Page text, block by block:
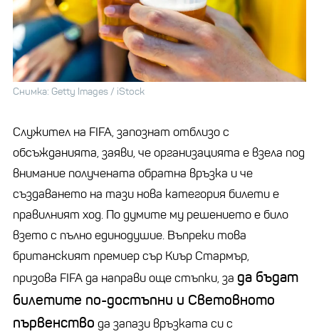
Снимка: Getty Images / iStock
Служител на FIFA, запознат отблизо с
обсъжданията, заяви, че организацията е взела под
внимание получената обратна връзка и че
създаването на тази нова категория билети е
правилният ход. По думите му решението е било
взето с пълно единодушие. Въпреки това
британският премиер сър Киър Стармър,
призова FIFA да направи още стъпки, за да бъдат
билетите по-достъпни и Световното
първенство да запази връзката си с